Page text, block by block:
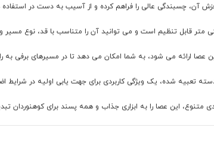
آن، چسبندگی عالی را فراهم کرده و از آسیب به دست در
عصا ارائه می شود، به شما امکان می دهد تا در مسیرهای برفی به
تعبیه شده، یک ویژگی کاربردی برای جهت یابی اولیه در شرایط
متنوع، این عصا را به ابزاری جذاب و همه پسند برای کوهنوردان